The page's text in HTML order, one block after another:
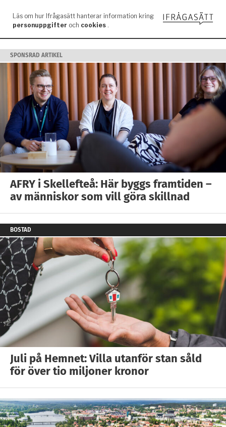
SPONSRAD ARTIKEL
AFRY i Skellefteå: Här byggs framtiden –
av människor som vill göra skillnad
BOSTAD
Juli på Hemnet: Villa utanför stan såld
för över tio miljoner kronor